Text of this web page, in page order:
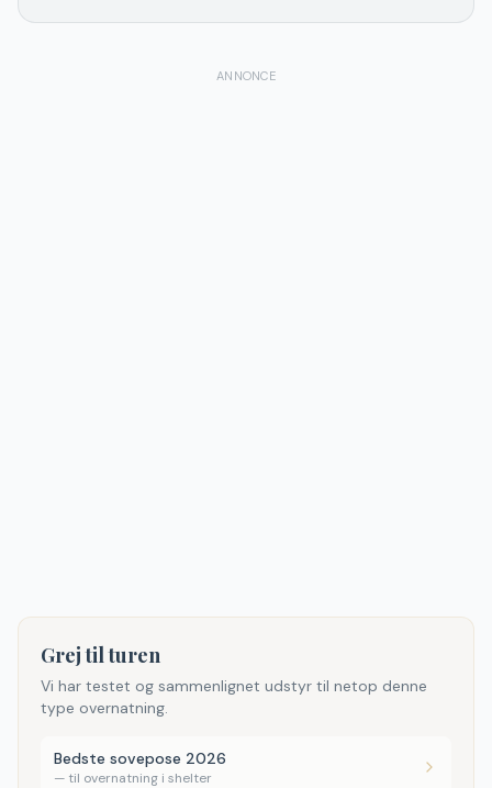
ANNONCE
Grej til turen
Vi har testet og sammenlignet udstyr til netop denne
type overnatning.
Bedste sovepose 2026
— til overnatning i shelter